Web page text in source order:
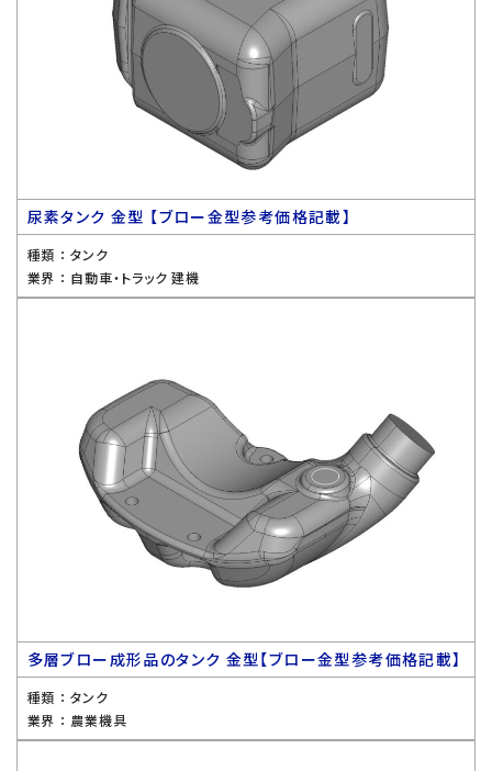
尿素タンク 金型 【ブロー金型参考価格記載】
種類 ： タンク
業界 ： 自動車・トラック 建機
多層ブロー成形品のタンク 金型【ブロー金型参考価格記載】
種類 ： タンク
業界 ： 農業機具